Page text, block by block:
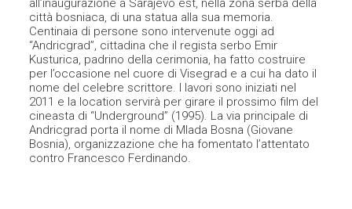
città bosniaca, di una statua alla sua memoria.
Centinaia di persone sono intervenute oggi ad
“Andricgrad”, cittadina che il regista serbo Emir
Kusturica, padrino della cerimonia, ha fatto costruire
per l’occasione nel cuore di Visegrad e a cui ha dato il
nome del celebre scrittore. I lavori sono iniziati nel
2011 e la location servirà per girare il prossimo film del
cineasta di “Underground” (1995). La via principale di
Andricgrad porta il nome di Mlada Bosna (Giovane
Bosnia), organizzazione che ha fomentato l’attentato
contro Francesco Ferdinando.